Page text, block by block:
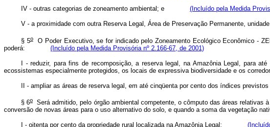
IV - outras categorias de zoneamento ambiental; e (Incluído pela Medida
V - a proximidade com outra Reserva Legal, Área de Preservação Permanente,
§ 5oO Poder Executivo, se for indicado pelo Zoneamento Ecológico Econômico -
poderá: (Incluído pela Medida Provisória nº 2.166-67, de 2001)
I - reduzir, para fins de recomposição, a reserva legal, na Amazônia Legal, para
ecossistemas especialmente protegidos, os locais de expressiva biodiversidade e os
II - ampliar as áreas de reserva legal, em até cinqüenta por cento dos índices
§ 6o
Será admitido, pelo órgão ambiental competente, o cômputo das áreas relativas
conversão de novas áreas para o uso alternativo do solo, e quando a soma da
I - oitenta por cento da propriedade rural localizada na Amazônia Legal;